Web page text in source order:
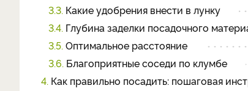
3.3. Какие удобрения внести в лунку
3.4. Глубина заделки посадочного
3.5. Оптимальное расстояние
3.6. Благоприятные соседи по клумбе
4. Как правильно посадить: пошаговая